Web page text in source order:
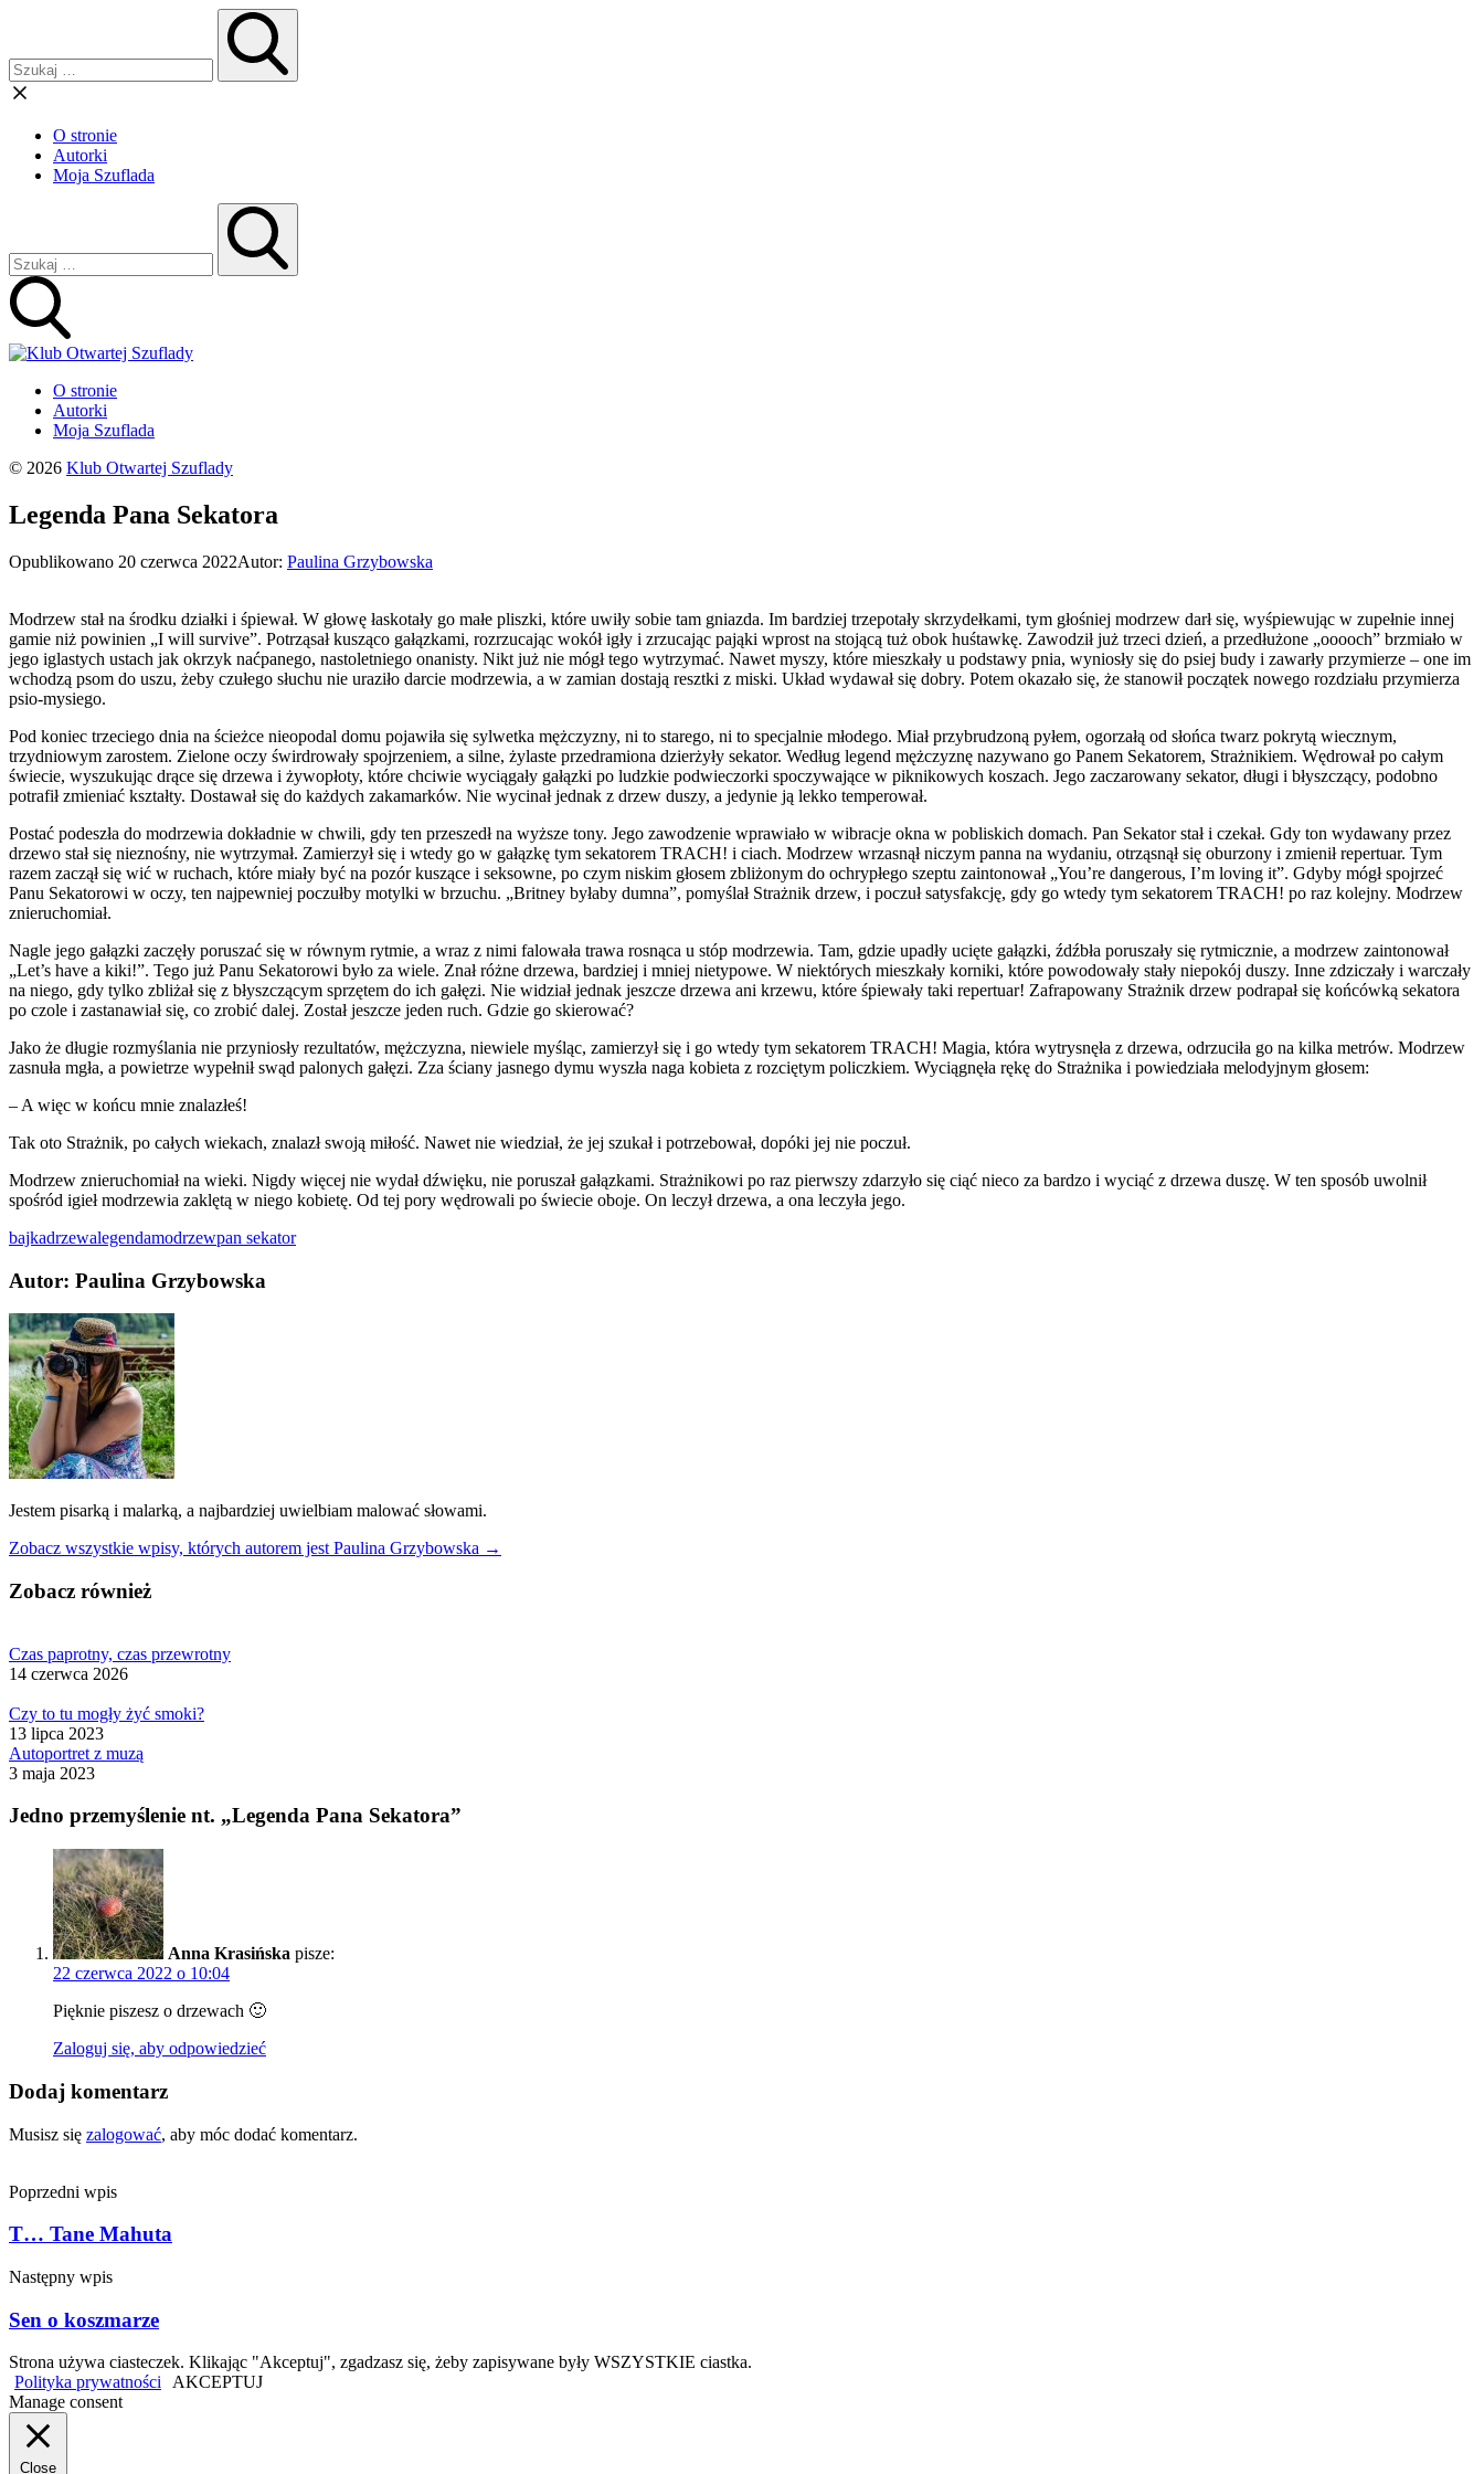
O stronie
Autorki
Moja Szuflada
O stronie
Autorki
Moja Szuflada
© 2026 Klub Otwartej Szuflady
Legenda Pana Sekatora
Opublikowano 20 czerwca 2022Autor: Paulina Grzybowska
Modrzew stał na środku działki i śpiewał. W głowę łaskotały go małe pliszki, które uwiły sobie tam gniazda. Im bardziej trzepotały skrzydełkami, tym głośniej modrzew darł się, wyśpiewując w zupełnie innej
gamie niż powinien „I will survive”. Potrząsał kusząco gałązkami, rozrzucając wokół igły i zrzucając pająki wprost na stojącą tuż obok huśtawkę. Zawodził już trzeci dzień, a przedłużone „ooooch” brzmiało w
jego iglastych ustach jak okrzyk naćpanego, nastoletniego onanisty. Nikt już nie mógł tego wytrzymać. Nawet myszy, które mieszkały u podstawy pnia, wyniosły się do psiej budy i zawarły przymierze – one im
wchodzą psom do uszu, żeby czułego słuchu nie uraziło darcie modrzewia, a w zamian dostają resztki z miski. Układ wydawał się dobry. Potem okazało się, że stanowił początek nowego rozdziału przymierza
psio-mysiego.
Pod koniec trzeciego dnia na ścieżce nieopodal domu pojawiła się sylwetka mężczyzny, ni to starego, ni to specjalnie młodego. Miał przybrudzoną pyłem, ogorzałą od słońca twarz pokrytą wiecznym,
trzydniowym zarostem. Zielone oczy świrdrowały spojrzeniem, a silne, żylaste przedramiona dzierżyły sekator. Według legend mężczyznę nazywano go Panem Sekatorem, Strażnikiem. Wędrował po całym
świecie, wyszukując drące się drzewa i żywopłoty, które chciwie wyciągały gałązki po ludzkie podwieczorki spoczywające w piknikowych koszach. Jego zaczarowany sekator, długi i błyszczący, podobno
potrafił zmieniać kształty. Dostawał się do każdych zakamarków. Nie wycinał jednak z drzew duszy, a jedynie ją lekko temperował.
Postać podeszła do modrzewia dokładnie w chwili, gdy ten przeszedł na wyższe tony. Jego zawodzenie wprawiało w wibracje okna w pobliskich domach. Pan Sekator stał i czekał. Gdy ton wydawany przez
drzewo stał się nieznośny, nie wytrzymał. Zamierzył się i wtedy go w gałązkę tym sekatorem TRACH! i ciach. Modrzew wrzasnął niczym panna na wydaniu, otrząsnął się oburzony i zmienił repertuar. Tym
razem zaczął się wić w ruchach, które miały być na pozór kuszące i seksowne, po czym niskim głosem zbliżonym do ochrypłego szeptu zaintonował „You’re dangerous, I’m loving it”. Gdyby mógł spojrzeć
Panu Sekatorowi w oczy, ten najpewniej poczułby motylki w brzuchu. „Britney byłaby dumna”, pomyślał Strażnik drzew, i poczuł satysfakcję, gdy go wtedy tym sekatorem TRACH! po raz kolejny. Modrzew
znieruchomiał.
Nagle jego gałązki zaczęły poruszać się w równym rytmie, a wraz z nimi falowała trawa rosnąca u stóp modrzewia. Tam, gdzie upadły ucięte gałązki, źdźbła poruszały się rytmicznie, a modrzew zaintonował
„Let’s have a kiki!”. Tego już Panu Sekatorowi było za wiele. Znał różne drzewa, bardziej i mniej nietypowe. W niektórych mieszkały korniki, które powodowały stały niepokój duszy. Inne zdziczały i warczały
na niego, gdy tylko zbliżał się z błyszczącym sprzętem do ich gałęzi. Nie widział jednak jeszcze drzewa ani krzewu, które śpiewały taki repertuar! Zafrapowany Strażnik drzew podrapał się końcówką sekatora
po czole i zastanawiał się, co zrobić dalej. Został jeszcze jeden ruch. Gdzie go skierować?
Jako że długie rozmyślania nie przyniosły rezultatów, mężczyzna, niewiele myśląc, zamierzył się i go wtedy tym sekatorem TRACH! Magia, która wytrysnęła z drzewa, odrzuciła go na kilka metrów. Modrzew
zasnuła mgła, a powietrze wypełnił swąd palonych gałęzi. Zza ściany jasnego dymu wyszła naga kobieta z rozciętym policzkiem. Wyciągnęła rękę do Strażnika i powiedziała melodyjnym głosem:
– A więc w końcu mnie znalazłeś!
Tak oto Strażnik, po całych wiekach, znalazł swoją miłość. Nawet nie wiedział, że jej szukał i potrzebował, dopóki jej nie poczuł.
Modrzew znieruchomiał na wieki. Nigdy więcej nie wydał dźwięku, nie poruszał gałązkami. Strażnikowi po raz pierwszy zdarzyło się ciąć nieco za bardzo i wyciąć z drzewa duszę. W ten sposób uwolnił
spośród igieł modrzewia zaklętą w niego kobietę. Od tej pory wędrowali po świecie oboje. On leczył drzewa, a ona leczyła jego.
bajkadrzewalegendamodrzewpan sekator
Autor: Paulina Grzybowska
Jestem pisarką i malarką, a najbardziej uwielbiam malować słowami.
Zobacz wszystkie wpisy, których autorem jest Paulina Grzybowska →
Zobacz również
Czas paprotny, czas przewrotny
14 czerwca 2026
Czy to tu mogły żyć smoki?
13 lipca 2023
Autoportret z muzą
3 maja 2023
Jedno przemyślenie nt. „Legenda Pana Sekatora”
Anna Krasińska pisze:
22 czerwca 2022 o 10:04
Pięknie piszesz o drzewach 🙂
Zaloguj się, aby odpowiedzieć
Dodaj komentarz
Musisz się zalogować, aby móc dodać komentarz.
Poprzedni wpis
T… Tane Mahuta
Następny wpis
Sen o koszmarze
Strona używa ciasteczek. Klikając "Akceptuj", zgadzasz się, żeby zapisywane były WSZYSTKIE ciastka.
Polityka prywatności AKCEPTUJ
Manage consent
Close